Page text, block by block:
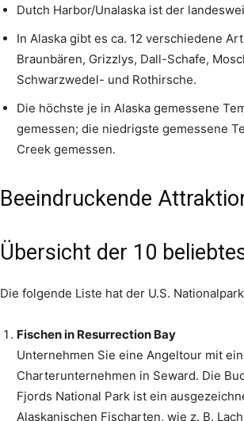
Dutch Harbor/Unalaska ist der
In Alaska gibt es ca. 12 verschiedene
Braunbären, Grizzlys, Dall-Schafe,
Schwarzwedel- und Rothirsche.
Die höchste je in Alaska gemessene
gemessen; die niedrigste gemessene
Creek gemessen.
Beeindruckende
Übersicht der 10
Die folgende Liste hat der U.S.
Fischen in Resurrection Bay
Unternehmen Sie eine Angeltour mit
Charterunternehmen in Seward. Die
Fjords National Park ist ein
Alaskanischen Fischarten, wie z. B.